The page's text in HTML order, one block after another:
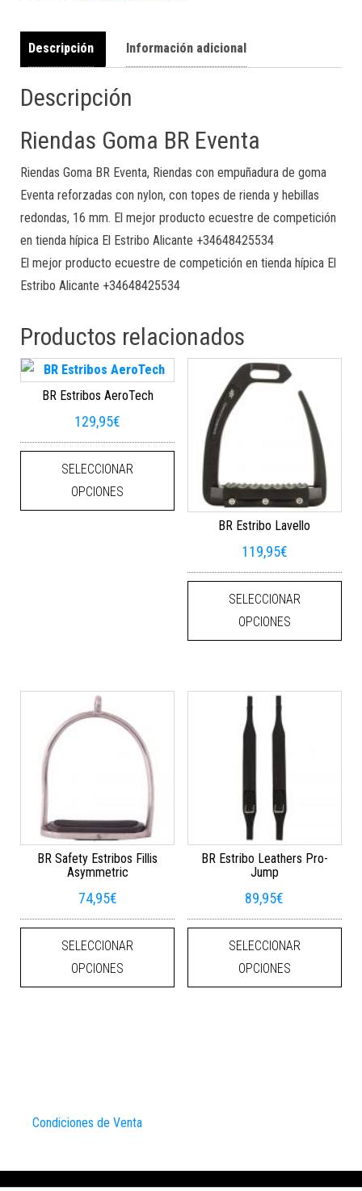
Descripción Información adicional
Descripción
Riendas Goma BR Eventa
Riendas Goma BR Eventa, Riendas con empuñadura de goma
Eventa reforzadas con nylon, con topes de rienda y hebillas
redondas, 16 mm. El mejor producto ecuestre de competición
en tienda hípica El Estribo Alicante +34648425534
El mejor producto ecuestre de competición en tienda hípica El
Estribo Alicante +34648425534
Productos relacionados
BR Estribos AeroTech
129,95€
SELECCIONAR
OPCIONES
Este producto tiene múltiples
BR Estribo Lavello
119,95€
SELECCIONAR
OPCIONES
BR Safety Estribos Fillis
Asymmetric
74,95€
SELECCIONAR
OPCIONES
Este producto tiene múltiples
BR Estribo Leathers Pro-
Jump
89,95€
SELECCIONAR
OPCIONES
Condiciones de Venta